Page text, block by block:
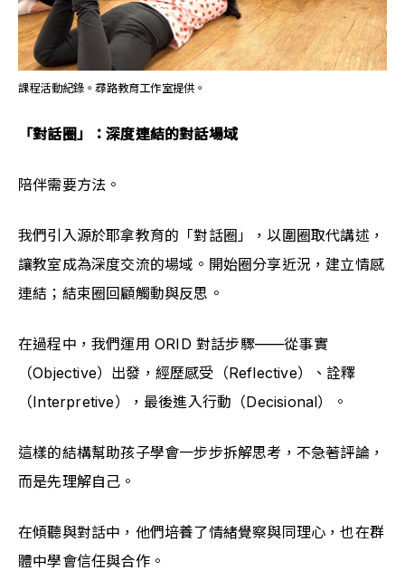
課程活動紀錄。尋路教育工作室提供。
「對話圈」：深度連結的對話場域
陪伴需要方法。
我們引入源於耶拿教育的「對話圈」，以圍圈取代講述，
讓教室成為深度交流的場域。開始圈分享近況，建立情感
連結；結束圈回顧觸動與反思。
在過程中，我們運用 ORID 對話步驟——從事實
（Objective）出發，經歷感受（Reflective）、詮釋
（Interpretive），最後進入行動（Decisional）。
這樣的結構幫助孩子學會一步步拆解思考，不急著評論，
而是先理解自己。
在傾聽與對話中，他們培養了情緒覺察與同理心，也在群
體中學會信任與合作。